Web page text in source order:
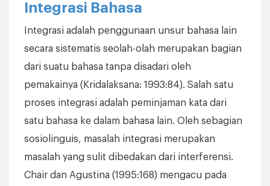
Integrasi Bahasa
Integrasi adalah penggunaan unsur bahasa lain
secara sistematis seolah-olah merupakan bagian
dari suatu bahasa tanpa disadari oleh
pemakainya (Kridalaksana: 1993:84). Salah satu
proses integrasi adalah peminjaman kata dari
satu bahasa ke dalam bahasa lain. Oleh sebagian
sosiolinguis, masalah integrasi merupakan
masalah yang sulit dibedakan dari interferensi.
Chair dan Agustina (1995:168) mengacu pada